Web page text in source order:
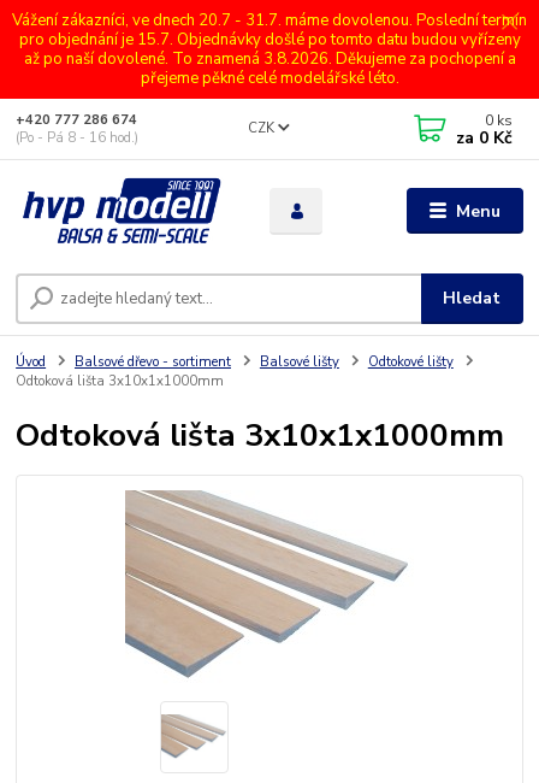
Vážení zákazníci, ve dnech 20.7 - 31.7. máme dovolenou. Poslední termín
pro objednání je 15.7. Objednávky došlé po tomto datu budou vyřízeny
až po naší dovolené. To znamená 3.8.2026. Děkujeme za pochopení a
přejeme pěkné celé modelářské léto.
Menu
CZK
Hledat
+420 777 286 674
(Po - Pá 8 - 16 hod.)
0 ks
za 0 Kč
Úvod Balsové dřevo - sortiment Balsové lišty
Odtokové lišty
Odtoková lišta 3x10x1x1000mm
Odtoková lišta 3x10x1x1000mm